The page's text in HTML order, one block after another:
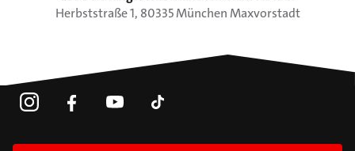
Herbststraße1, 80335MünchenMaxvorstadt